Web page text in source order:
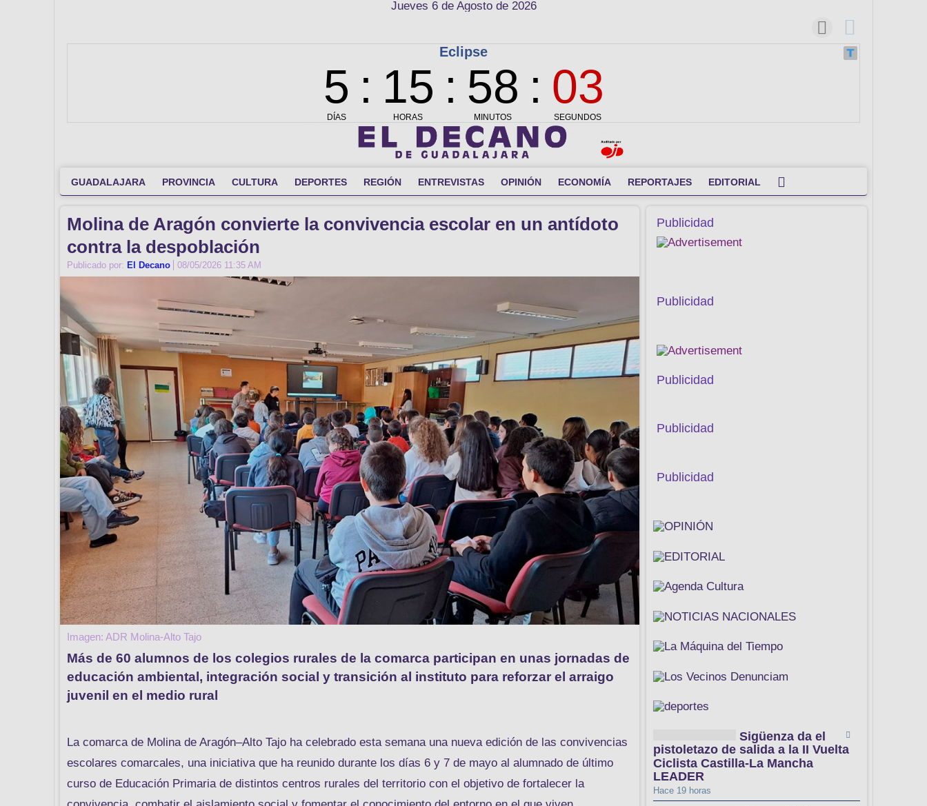
Jueves 6 de Agosto de 2026
GUADALAJARA PROVINCIA CULTURA DEPORTES REGIÓN ENTREVISTAS OPINIÓN ECONOMÍA REPORTAJES EDITORIAL
Molina de Aragón convierte la convivencia escolar en un antídoto
contra la despoblación
Publicado por: El Decano 08/05/2026 11:35 AM
Imagen: ADR Molina-Alto Tajo
Más de 60 alumnos de los colegios rurales de la comarca participan en unas jornadas de
educación ambiental, integración social y transición al instituto para reforzar el arraigo
juvenil en el medio rural
La comarca de Molina de Aragón–Alto Tajo ha celebrado esta semana una nueva edición de las convivencias
escolares comarcales, una iniciativa que ha reunido durante los días 6 y 7 de mayo al alumnado de último
curso de Educación Primaria de distintos centros rurales del territorio con el objetivo de fortalecer la
Publicidad
Publicidad
Publicidad
Publicidad
Publicidad
Sigüenza da el
pistoletazo de salida a la II Vuelta
Ciclista Castilla-La Mancha
LEADER
Hace 19 horas